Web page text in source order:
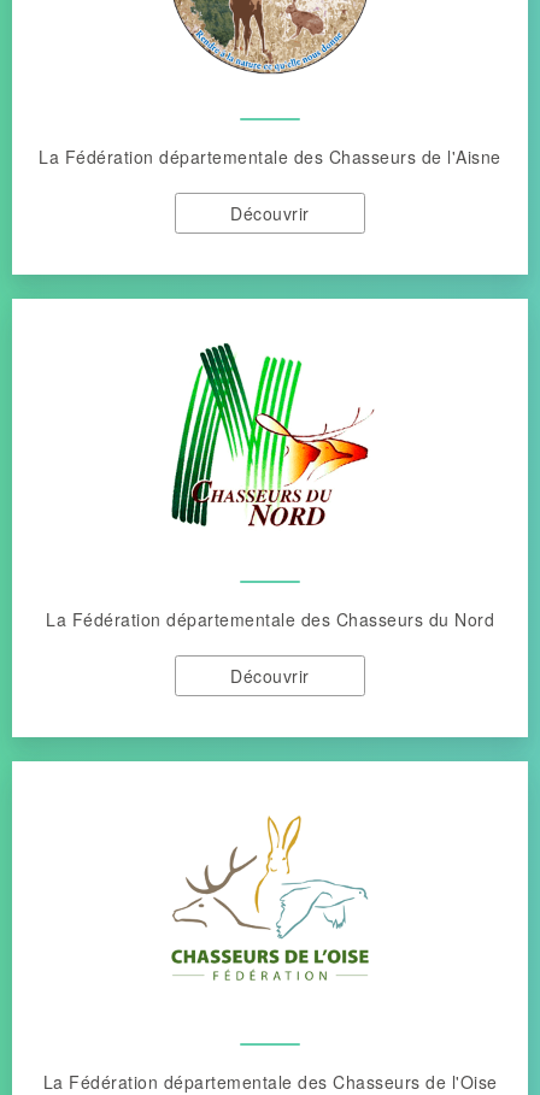
La Fédération départementale des Chasseurs de l'Aisne
Découvrir
La Fédération départementale des Chasseurs du Nord
Découvrir
La Fédération départementale des Chasseurs de l'Oise